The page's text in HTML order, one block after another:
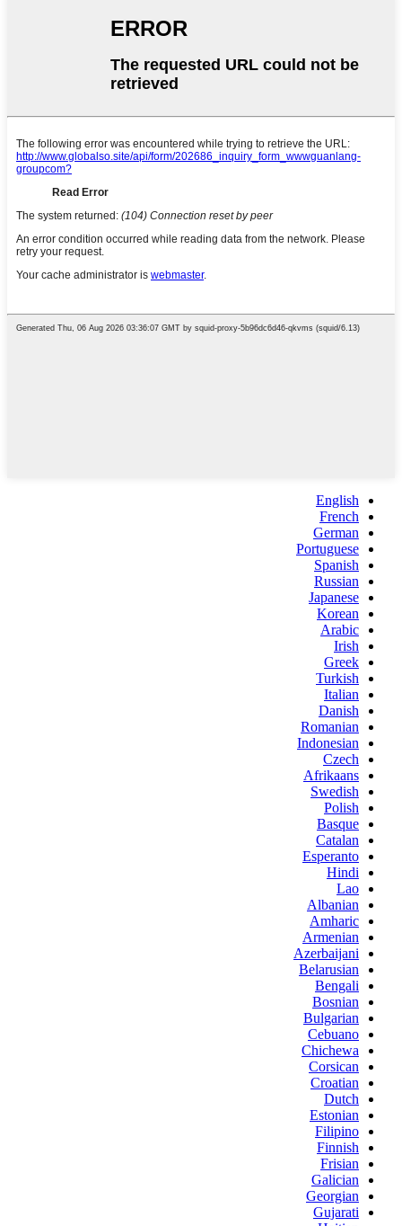
English
French
German
Portuguese
Spanish
Russian
Japanese
Korean
Arabic
Irish
Greek
Turkish
Italian
Danish
Romanian
Indonesian
Czech
Afrikaans
Swedish
Polish
Basque
Catalan
Esperanto
Hindi
Lao
Albanian
Amharic
Armenian
Azerbaijani
Belarusian
Bengali
Bosnian
Bulgarian
Cebuano
Chichewa
Corsican
Croatian
Dutch
Estonian
Filipino
Finnish
Frisian
Galician
Georgian
Gujarati